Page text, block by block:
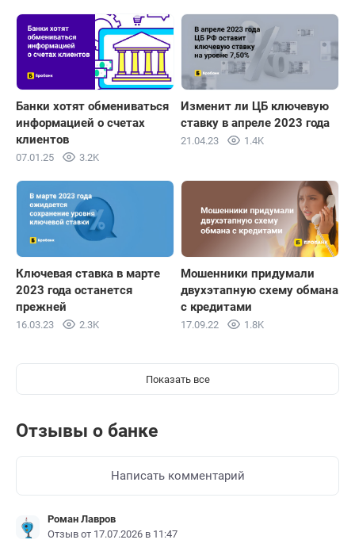
Банки хотят обмениваться
информацией о счетах
клиентов
07.01.25 3.2K
Изменит ли ЦБ ключевую
ставку в апреле 2023 года
21.04.23 1.4K
Ключевая ставка в марте
2023 года останется
прежней
16.03.23 2.3K
Мошенники придумали
двухэтапную схему обмана
с кредитами
17.09.22 1.8K
Показать все
Отзывы о банке
Написать комментарий
Роман Лавров
Отзыв от 17.07.2026 в 11:47